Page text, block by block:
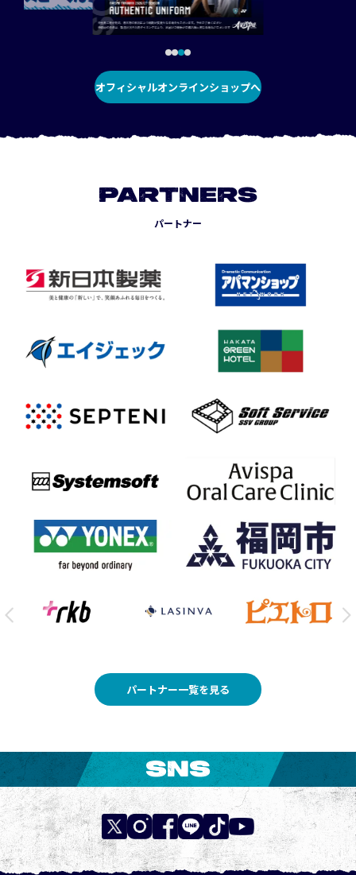
オフィシャルオンラインショップへ
PARTNERS
パートナー
パートナー一覧を見る
SNS